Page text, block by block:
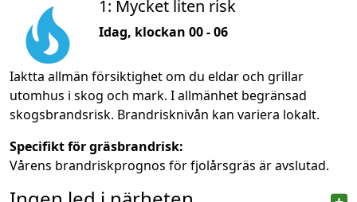
1: Mycket liten risk
Idag, klockan 00 - 06
Iaktta allmän försiktighet om du eldar och grillar
utomhus i skog och mark. I allmänhet begränsad
skogsbrandsrisk. Brandrisknivån kan variera lokalt.
Specifikt för gräsbrandrisk:
Vårens brandriskprognos för fjolårsgräs är avslutad.